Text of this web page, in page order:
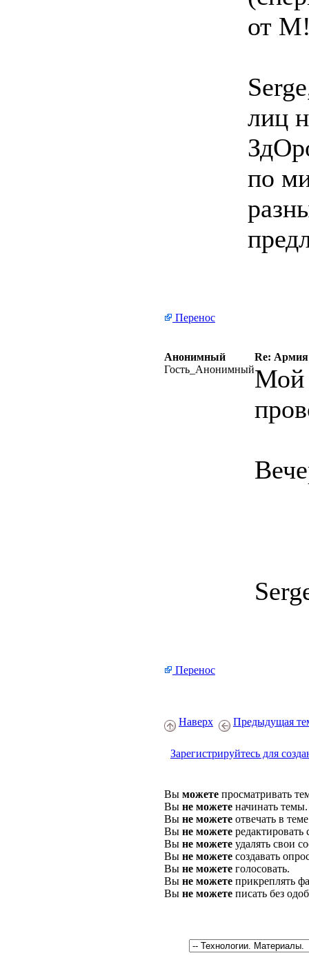
от
лиц
по
Перенос
Анонимный
Re: Армия
Гость_АнонимныйМой
Перенос
Наверх Предыдущая
Зарегистрируйтесь для
Вы можете просматривать
Вы не можете начинать темы.
Вы не можете отвечать в
Вы не можете
Вы не можете удалять свои
Вы не можете создавать
Вы не можете голосовать.
Вы не можете прикреплять
Вы не можете писать без